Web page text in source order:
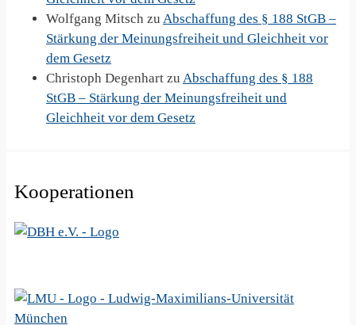
Wolfgang Mitsch zu Abschaffung des § 188 StGB –
Stärkung der Meinungsfreiheit und Gleichheit vor
dem Gesetz
Christoph Degenhart zu Abschaffung des § 188
StGB – Stärkung der Meinungsfreiheit und
Gleichheit vor dem Gesetz
Kooperationen